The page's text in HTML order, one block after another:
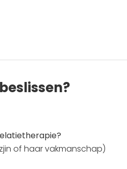
of haar vakmanschap)